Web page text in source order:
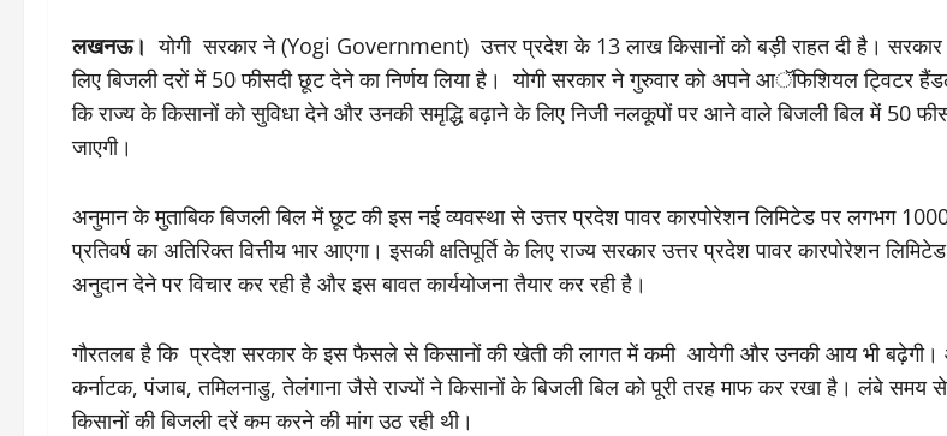
लखनऊ। योगी सरकार ने (Yogi Government) उत्तर प्रदेश के 13 लाख किसानों को बड़ी राहत दी है। सरकार
लिए बिजली दरों में 50 फीसदी छूट देने का निर्णय लिया है। योगी सरकार ने गुरुवार को अपने आॅफिशियल ट्विटर
कि राज्य के किसानों को सुविधा देने और उनकी समृद्धि बढ़ाने के लिए निजी नलकूपों पर आने वाले बिजली बिल में 50
जाएगी।
अनुमान के मुताबिक बिजली बिल में छूट की इस नई व्यवस्था से उत्तर प्रदेश पावर कारपोरेशन लिमिटेड पर लगभग
प्रतिवर्ष का अतिरिक्त वित्तीय भार आएगा। इसकी क्षतिपूर्ति के लिए राज्य सरकार उत्तर प्रदेश पावर कारपोरेशन लिमिटेड
अनुदान देने पर विचार कर रही है और इस बावत कार्ययोजना तैयार कर रही है।
गौरतलब है कि प्रदेश सरकार के इस फैसले से किसानों की खेती की लागत में कमी आयेगी और उनकी आय भी
कर्नाटक, पंजाब, तमिलनाडु, तेलंगाना जैसे राज्यों ने किसानों के बिजली बिल को पूरी तरह माफ कर रखा है। लंबे समय
किसानों की बिजली दरें कम करने की मांग उठ रही थी।